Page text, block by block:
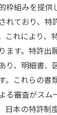
失敗例から
頼ることの
への道特許
人とは何か
びの基準と
の効果的な
活用した出
枠組みを提供
れており、特
これにより、
ます。特許出
り、明細書、
。これらの書
る審査がスム
日本の特許制